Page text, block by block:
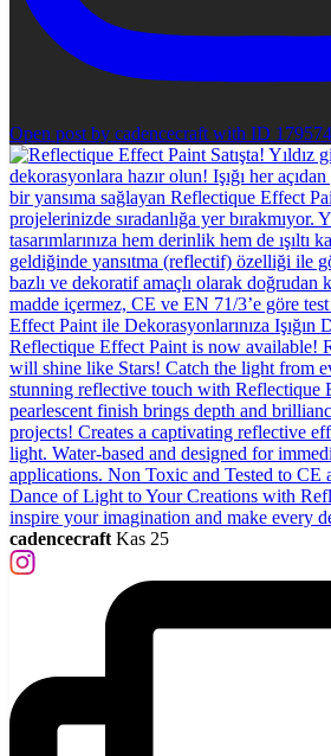
Open post by cadencecraft with ID
cadencecraft Kas 25